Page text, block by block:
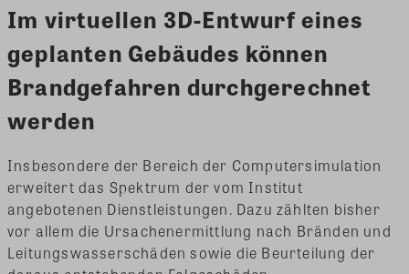
Im virtuellen 3D-Entwurf eines
geplanten Gebäudes können
Brandgefahren durchgerechnet
werden
Insbesondere der Bereich der Computersimulation
erweitert das Spektrum der vom Institut
angebotenen Dienstleistungen. Dazu zählten bisher
vor allem die Ursachenermittlung nach Bränden und
Leitungswasserschäden sowie die Beurteilung der